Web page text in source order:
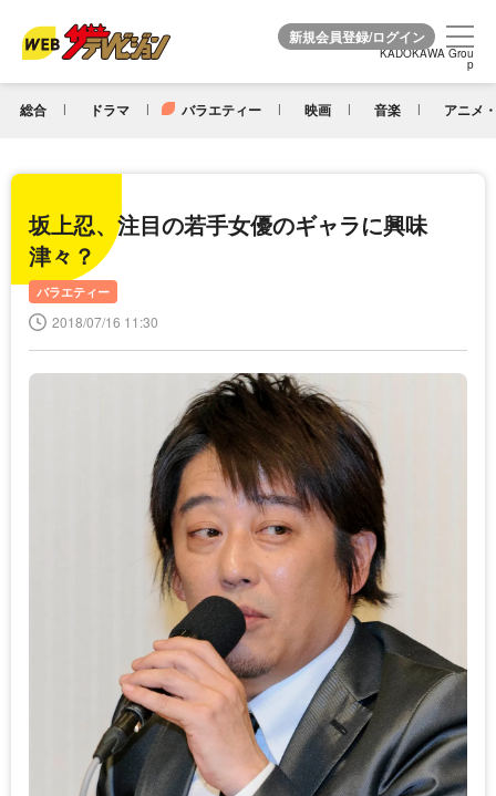
KADOKAWA Grou
p
総合 ドラマ バラエティー 映画 音楽 アニメ
KADOKAWA Grou
p
坂上忍、注目の若手女優のギャラに興味
津々？
バラエティー
2018/07/16 11:30